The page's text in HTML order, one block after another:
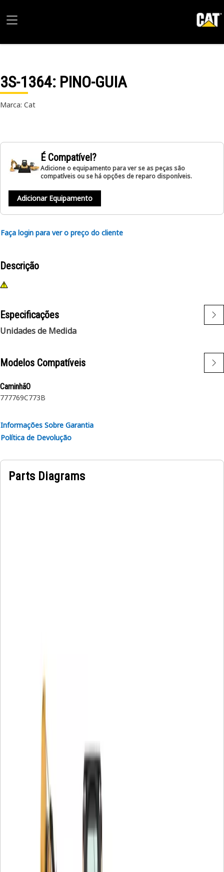
3S-1364: PINO-GUIA
Marca: Cat
É Compatível?
Adicione o equipamento para ver se as peças são
compatíveis ou se há opções de reparo disponíveis.
Adicionar Equipamento
Faça login para ver o preço do cliente
Descrição
Especificações
Unidades de Medida
Modelos Compatíveis
CaminhãO
777769C773B
Informações Sobre Garantia
Política de Devolução
Parts Diagrams